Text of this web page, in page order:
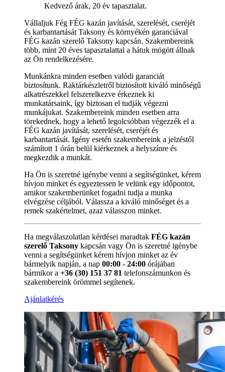
Kedvező árak, 20 év tapasztalat.
Vállaljuk Fég FÉG kazán javítását, szerelését, cseréjét
és karbantartását Taksony és környékén garanciával
FÉG kazán szerelő Taksony kapcsán. Szakembereink
több, mint 20 éves tapasztalattal a hátuk mögött állnak
az Ön rendelkezésére.
Munkánkra minden esetben valódi garanciát
biztosítunk. Raktárkészletről biztosított kiváló minőségű
alkatrészekkel felszerelkezve érkeznek ki
munkatársaink, így biztosan el tudják végezni
munkájukat. Szakembereink minden esetben arra
törekednek, hogy a lehető legolcsóbban végezzék el a
FÉG kazán javítását, szerelését, cseréjét és
karbantartását. Igény esetén szakembereink a jelzéstől
számított 1 órán belül kiérkeznek a helyszínre és
megkezdik a munkát.
Ha Ön is szeretné igénybe venni a segítségünket, kérem
hívjon minket és egyeztessen le velünk egy időpontot,
amikor szakemberünket fogadni tudja a munka
elvégzése céljából. Válassza a kiváló minőséget és a
remek szakértelmet, azaz válasszon minket.
Ha megválaszolatlan kérdései maradtak FÉG kazán
szerelő Taksony kapcsán vagy Ön is szeretné igénybe
venni a segítségünket kérem hívjon minket az év
bármelyik napján, a nap 00:00 - 24:00 órájában
bármikor a +36 (30) 151 37 81 telefonszámunkon és
szakembereink örömmel segítenek.
Ajánlatkérés